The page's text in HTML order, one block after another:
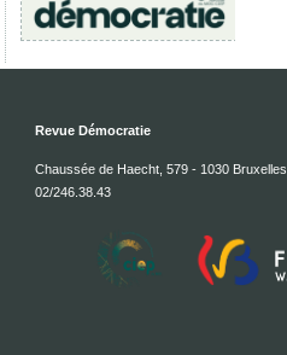
Revue Démocratie
Chaussée de Haecht, 579 - 1030 Bruxelles
02/246.38.43